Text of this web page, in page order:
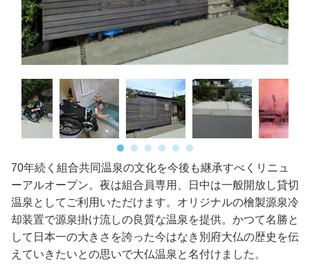
70年続く組合共同温泉の文化を今後も継承すべくリニュ
ーアルオープン。夜は組合員専用、日中は一般開放し貸切
温泉としてご利用いただけます。オリジナルの檜製源泉冷
却装置で源泉掛け流しの良質な温泉を提供。かつて名勝と
して日本一の大きさを誇った今はなき別府大仏の歴史を伝
えていきたいとの思いで大仏温泉と名付けました。